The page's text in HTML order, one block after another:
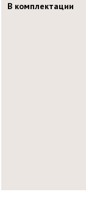
В комплектации